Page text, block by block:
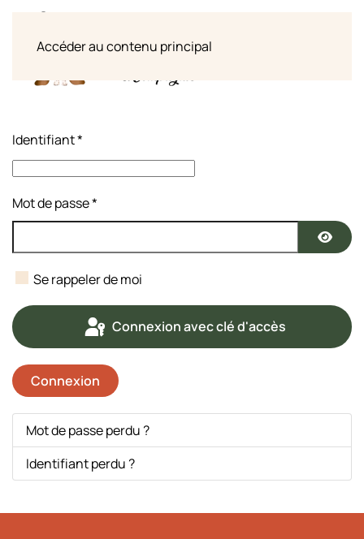
Accéder au contenu principal
Identifiant*
Mot de passe*
Se rappeler de moi
Connexion avec clé d'accès
Connexion
Mot de passe perdu ?
Identifiant perdu ?